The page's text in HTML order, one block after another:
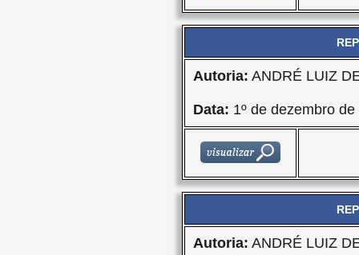
Autoria: ANDRÉ LUIZ
Data: 1º de dezembro de
Autoria: ANDRÉ LUIZ